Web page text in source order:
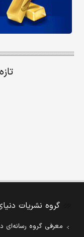
گروه نشریات
معرفی گروه رسانه‌ای